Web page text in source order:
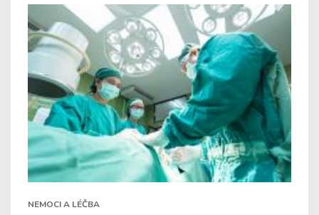
NEMOCI A LÉČBA